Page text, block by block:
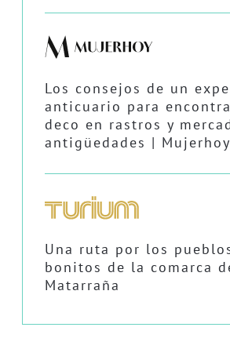
Los consejos de un
anticuario para
deco en rastros y
antigüedades | Mujerhoy
Una ruta por los
bonitos de la comarca
Matarraña